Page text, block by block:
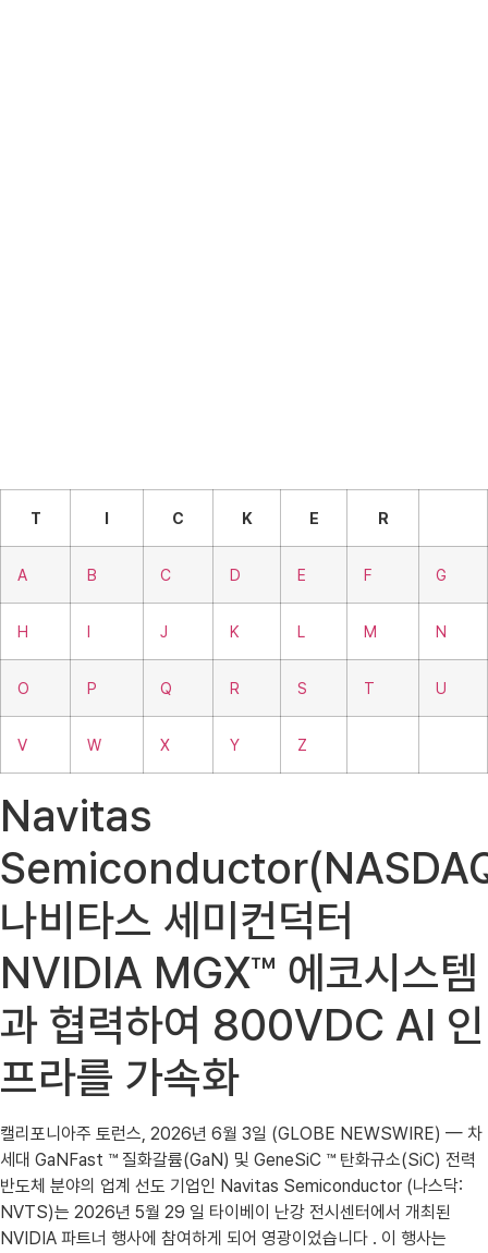
T I C K E R
A B C D E F G
H I J K L M N
O P Q R S T U
V W X Y Z
Navitas
나비타스 세미컨덕터
NVIDIA MGX™ 에코시스템
과 협력하여 800VDC AI 인
프라를 가속화
캘리포니아주 토런스, 2026년 6월 3일 (GLOBE NEWSWIRE) — 차
세대 GaNFast ™ 질화갈륨(GaN) 및 GeneSiC ™ 탄화규소(SiC) 전력
반도체 분야의 업계 선도 기업인 Navitas Semiconductor (나스닥:
NVTS)는 2026년 5월 29 일 타이베이 난강 전시센터에서 개최된
NVIDIA 파트너 행사에 참여하게 되어 영광이었습니다 . 이 행사는